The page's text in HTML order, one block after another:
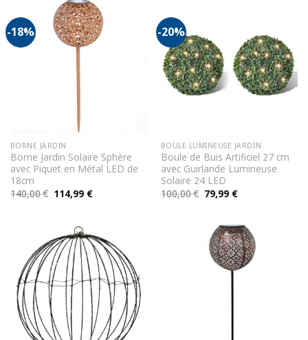
-18%
BORNE JARDIN
Borne Jardin Solaire Sphère
avec Piquet en Métal LED de
18cm
140,00€ Le
prix
140,00 €.
114,99 €Le
prix
-20%
BOULE LUMINEUSE JARDIN
Boule de Buis Artificiel 27 cm
avec Guirlande Lumineuse
Solaire 24 LED
100,00€ Le
prix
100,00 €.
79,99 €Le
prix
79,99 €.